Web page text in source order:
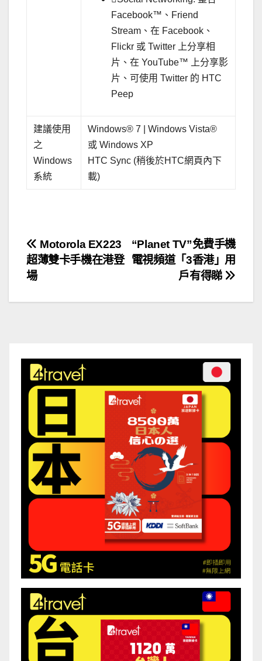
Facebook™、Friend
Stream、在 Facebook、
Flickr 或 Twitter 上分享相
片、在 YouTube™ 上分享影
片、可使用 Twitter 的 HTC
Peep
建議使用
之
Windows
系統
Windows® 7 | Windows Vista®
或 Windows XP
HTC Sync (稍後於HTC網頁內下
載)
文
章
導
“Planet TV”免費手機
電視頻道「3香港」用
戶有得睇
Motorola EX223
超薄雙卡手機在港登
場